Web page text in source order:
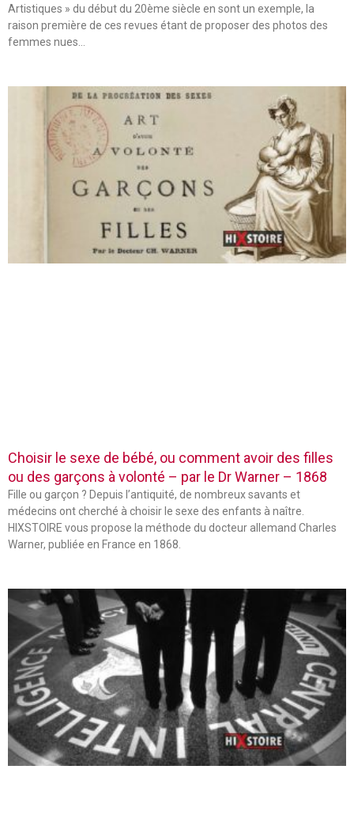
Artistiques » du début du 20ème siècle en sont un exemple, la
raison première de ces revues étant de proposer des photos des
femmes nues…
Choisir le sexe de bébé, ou comment avoir des filles
ou des garçons à volonté – par le Dr Warner – 1868
Fille ou garçon ? Depuis l’antiquité, de nombreux savants et
médecins ont cherché à choisir le sexe des enfants à naître.
HIXSTOIRE vous propose la méthode du docteur allemand Charles
Warner, publiée en France en 1868.